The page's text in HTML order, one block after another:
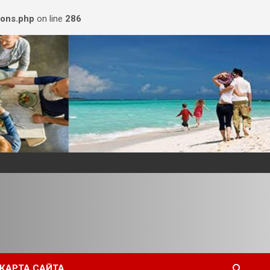
on line 286